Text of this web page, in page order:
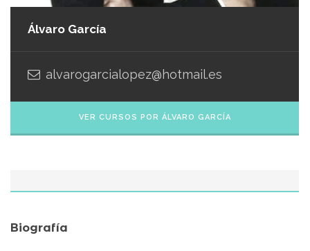
Álvaro García
alvarogarcialopez@hotmail.es
VER CURSOS POR ÁLVARO GARCÍA
Biografía